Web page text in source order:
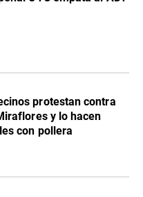
protestan contra
y lo hacen
con pollera